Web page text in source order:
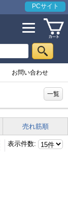
PCサイト
お問い合わせ
一覧
売れ筋順
表示件数: